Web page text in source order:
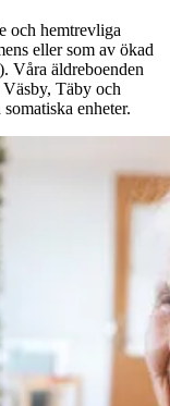
och hemtrevliga
eller som av ökad
Våra äldreboenden
Täby och
enheter.